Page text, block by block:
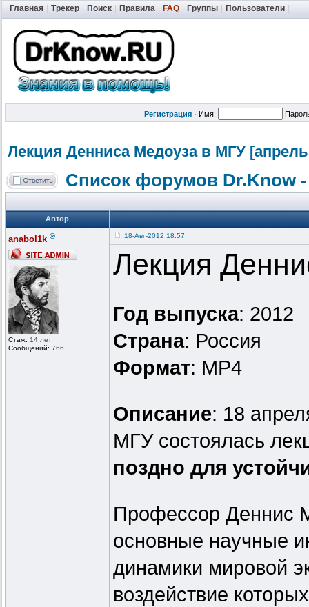
Главная Трекер Поиск Правила FAQ Группы Пользователи
Регистрация · Имя:
Лекция Денниса Медоуза в МГУ
Список форумов Dr.Know
Автор
anabol1k ®
Стаж: 14 лет
Сообщений: 766
18-Авг-2012 18:57
Лекция
Год выпуска: 2012
Страна: Россия
Формат: MP4
Описание: 18
МГУ состоялась
поздно для
Профессор Деннис
основные научные
динамики мировой
воздействие